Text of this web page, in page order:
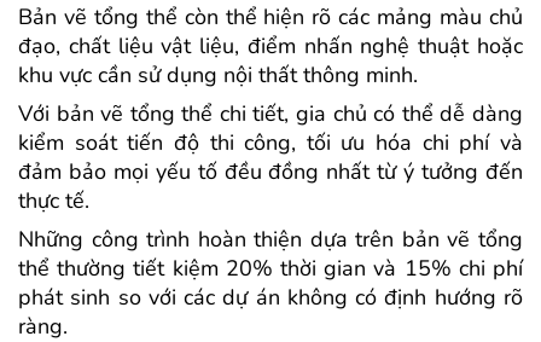
Bản vẽ tổng thể còn thể hiện rõ các mảng màu chủ
đạo, chất liệu vật liệu, điểm nhấn nghệ thuật hoặc
khu vực cần sử dụng nội thất thông minh.
Với bản vẽ tổng thể chi tiết, gia chủ có thể dễ dàng
kiểm soát tiến độ thi công, tối ưu hóa chi phí và
đảm bảo mọi yếu tố đều đồng nhất từ ý tưởng đến
thực tế.
Những công trình hoàn thiện dựa trên bản vẽ tổng
thể thường tiết kiệm 20% thời gian và 15% chi phí
phát sinh so với các dự án không có định hướng rõ
ràng.